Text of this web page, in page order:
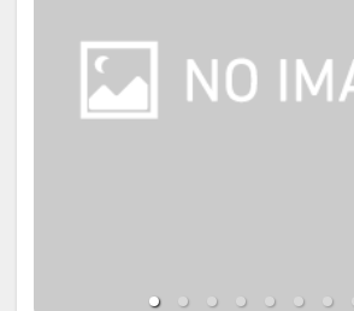
料理長が一品一品丁寧
節替わりの献立をお楽